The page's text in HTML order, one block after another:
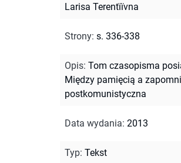
Larisa Terentïïvna
Strony: s. 336-338
Opis: Tom czasopisma
Między pamięcią a
postkomunistyczna
Data wydania: 2013
Typ: Tekst